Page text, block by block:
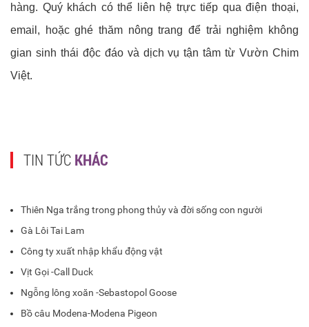
hàng. Quý khách có thể liên hệ trực tiếp qua điện thoại,
email, hoặc ghé thăm nông trang để trải nghiệm không
gian sinh thái độc đáo và dịch vụ tận tâm từ Vườn Chim
Việt.
TIN TỨC KHÁC
Thiên Nga trắng trong phong thủy và đời sống con người
Gà Lôi Tai Lam
Công ty xuất nhập khẩu động vật
Vịt Gọi -Call Duck
Ngỗng lông xoăn -Sebastopol Goose
Bồ câu Modena-Modena Pigeon